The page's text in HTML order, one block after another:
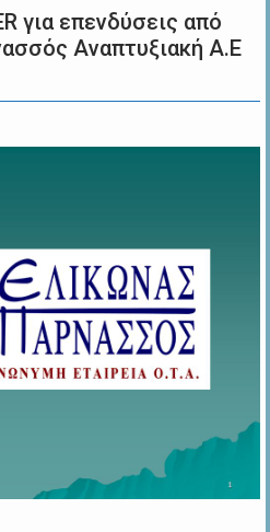
για επενδύσεις από
Αναπτυξιακή Α.Ε